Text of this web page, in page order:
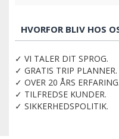
HVORFOR BLIV HOS
✓ VI TALER DIT SPROG.
✓ GRATIS TRIP PLANNER.
✓ OVER 20 ÅRS ERFARING.
✓ TILFREDSE KUNDER.
✓ SIKKERHEDSPOLITIK.